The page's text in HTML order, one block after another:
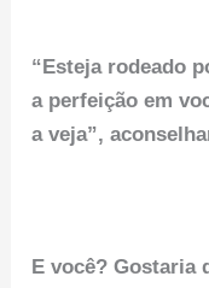
“Esteja rodeado
a perfeição em
a veja”,
E você? Gostaria